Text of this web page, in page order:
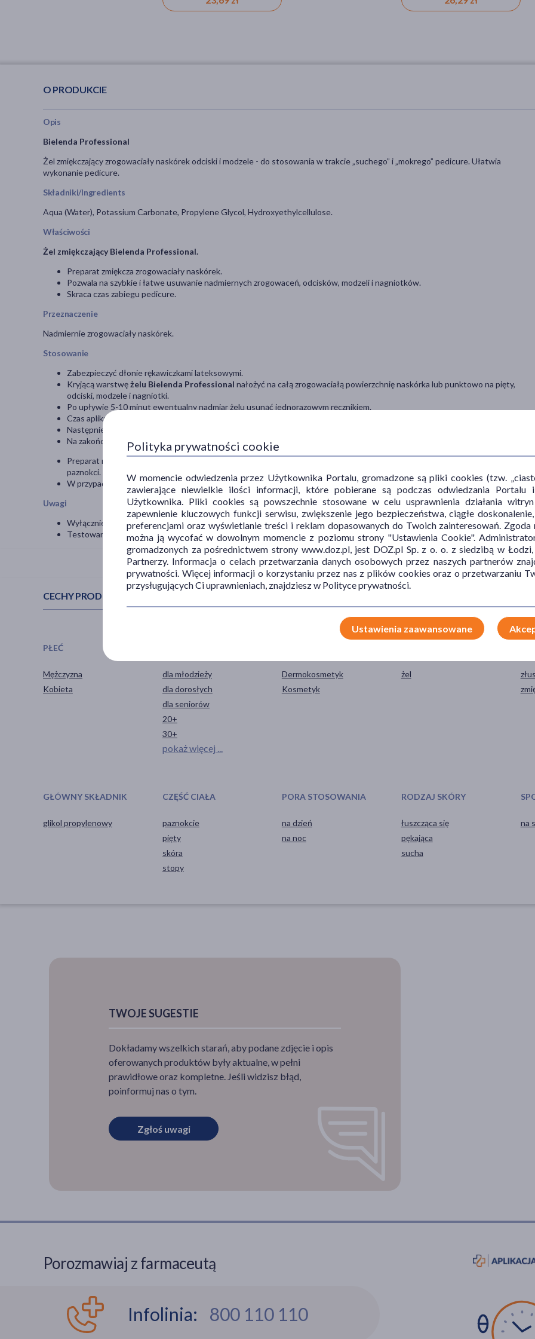
O PRODUKCIE
Opis
Bielenda Professional
Żel zmiękczający zrogowaciały naskórek odciski i modzele - do stosowania w trakcie „suchego” i „mokrego” pedicure. Ułatwia
wykonanie pedicure.
Składniki/Ingredients
Aqua (Water), Potassium Carbonate, Propylene Glycol, Hydroxyethylcellulose.
Właściwości
Żel zmiękczający Bielenda Professional.
Preparat zmiękcza zrogowaciały naskórek.
Pozwala na szybkie i łatwe usuwanie nadmiernych zrogowaceń, odcisków, modzeli i nagniotków.
Skraca czas zabiegu pedicure.
Przeznaczenie
Nadmiernie zrogowaciały naskórek.
Stosowanie
Zabezpieczyć dłonie rękawiczkami lateksowymi.
Kryjącą warstwężelu Bielenda Professional nałożyć na całą zrogowaciałą powierzchnię naskórka lub punktowo na pięty,
odciski, modzele i nagniotki.
Po upływie 5-10 minut ewentualny nadmiar żelu usunąć jednorazowym ręcznikiem.
Czas aplikacji powinien być uzależniony od grubości zrogowaciałego naskórka.
Następnie należy przystąpić do usuwania zrogowaceń przy pomocy frezarki lub tarki do stóp.
Na zakończenie, stopy należy umyć wodą.
Preparat rekomendowany jest do stosowania w trakcie „suchego” i „mokrego” pedicure, dodatkowo do zmiękczania
paznokci.
W przypadku dostania się żelu do oczu należy niezwłocznie przemyć je zimną wodą.
Uwagi
Wyłącznie do użytku profesjonalnego.
Testowany dermatologicznie.
CECHY PRODUKTU
PŁEĆ
Mężczyzna
Kobieta
dla młodzieży
dla dorosłych
dla seniorów
20+
30+
pokaż więcej ...
Dermokosmetyk
Kosmetyk
żel
GŁÓWNY SKŁADNIK
glikol propylenowy
CZĘŚĆ CIAŁA
paznokcie
pięty
skóra
stopy
PORA STOSOWANIA
na dzień
na noc
RODZAJ SKÓRY
łuszcząca się
pękająca
sucha
na
TWOJE SUGESTIE
Dokładamy wszelkich starań, aby podane zdjęcie i opis
oferowanych produktów były aktualne, w pełni
prawidłowe oraz kompletne. Jeśli widzisz błąd,
poinformuj nas o tym.
Zgłoś uwagi
Porozmawiaj z farmaceutą
Infolinia: 800 110 110
Polityka prywatności cookie
W momencie odwiedzenia przez Użytkownika Portalu, gromadzone są pliki cookies (tzw.
zawierające niewielkie ilości informacji, które pobierane są podczas odwiedzania Portalu
Użytkownika. Pliki cookies są powszechnie stosowane w celu usprawnienia działania
zapewnienie kluczowych funkcji serwisu, zwiększenie jego bezpieczeństwa, ciągłe
preferencjami oraz wyświetlanie treści i reklam dopasowanych do Twoich zainteresowań.
można ją wycofać w dowolnym momencie z poziomu strony "Ustawienia Cookie".
gromadzonych za pośrednictwem strony www.doz.pl, jest DOZ.pl Sp. z o. o. z siedzibą w
Partnerzy. Informacja o celach przetwarzania danych osobowych przez naszych partnerów
prywatności. Więcej informacji o korzystaniu przez nas z plików cookies oraz o przetwarzaniu
przysługujących Ci uprawnieniach, znajdziesz w Polityce prywatności.
Ustawienia zaawansowane